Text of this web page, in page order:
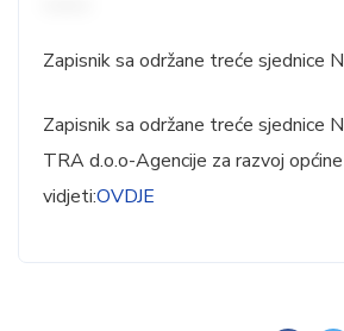
Zapisnik sa održane treće sjednice
Zapisnik sa održane treće sjednice
TRA d.o.o-Agencije za razvoj
vidjeti:OVDJE